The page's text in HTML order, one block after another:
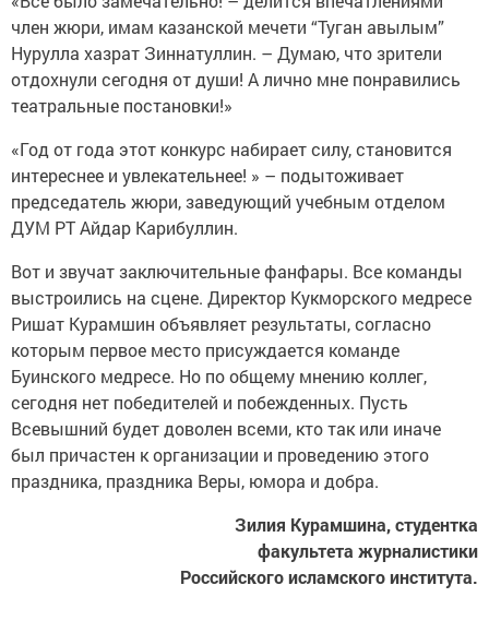
член жюри, имам казанской мечети “Туган авылым”
Нурулла хазрат Зиннатуллин. – Думаю, что зрители
отдохнули сегодня от души! А лично мне понравились
театральные постановки!»
«Год от года этот конкурс набирает силу, становится
интереснее и увлекательнее! » – подытоживает
председатель жюри, заведующий учебным отделом
ДУМ РТ Айдар Карибуллин.
Вот и звучат заключительные фанфары. Все команды
выстроились на сцене. Директор Кукморского медресе
Ришат Курамшин объявляет результаты, согласно
которым первое место присуждается команде
Буинского медресе. Но по общему мнению коллег,
сегодня нет победителей и побежденных. Пусть
Всевышний будет доволен всеми, кто так или иначе
был причастен к организации и проведению этого
праздника, праздника Веры, юмора и добра.
Зилия Курамшина, студентка
факультета журналистики
Российского исламского института.